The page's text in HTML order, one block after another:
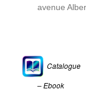
avenue
Catalogue
– Ebook